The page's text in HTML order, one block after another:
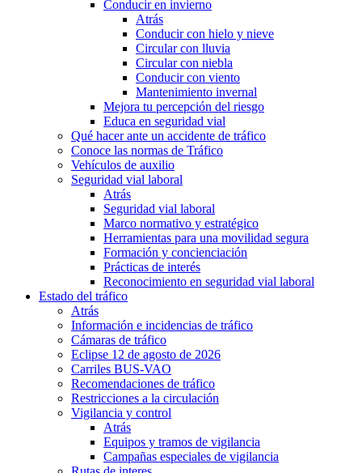
Conducir en invierno
Atrás
Conducir con hielo y nieve
Circular con lluvia
Circular con niebla
Conducir con viento
Mantenimiento invernal
Mejora tu percepción del riesgo
Educa en seguridad vial
Qué hacer ante un accidente de tráfico
Conoce las normas de Tráfico
Vehículos de auxilio
Seguridad vial laboral
Atrás
Seguridad vial laboral
Marco normativo y estratégico
Herramientas para una movilidad segura
Formación y concienciación
Prácticas de interés
Reconocimiento en seguridad vial laboral
Estado del tráfico
Atrás
Información e incidencias de tráfico
Cámaras de tráfico
Eclipse 12 de agosto de 2026
Carriles BUS-VAO
Recomendaciones de tráfico
Restricciones a la circulación
Vigilancia y control
Atrás
Equipos y tramos de vigilancia
Campañas especiales de vigilancia